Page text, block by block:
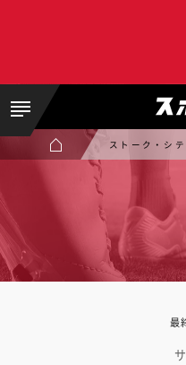
ストーク・シ
最